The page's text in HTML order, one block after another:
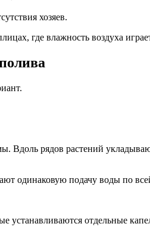
хозяев.
где влажность воздуха
Вдоль рядов растений
одинаковую подачу воды по
устанавливаются отдельные